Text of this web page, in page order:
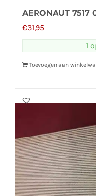
AERONAUT 7517
€31,95
1
Toevoegen aan